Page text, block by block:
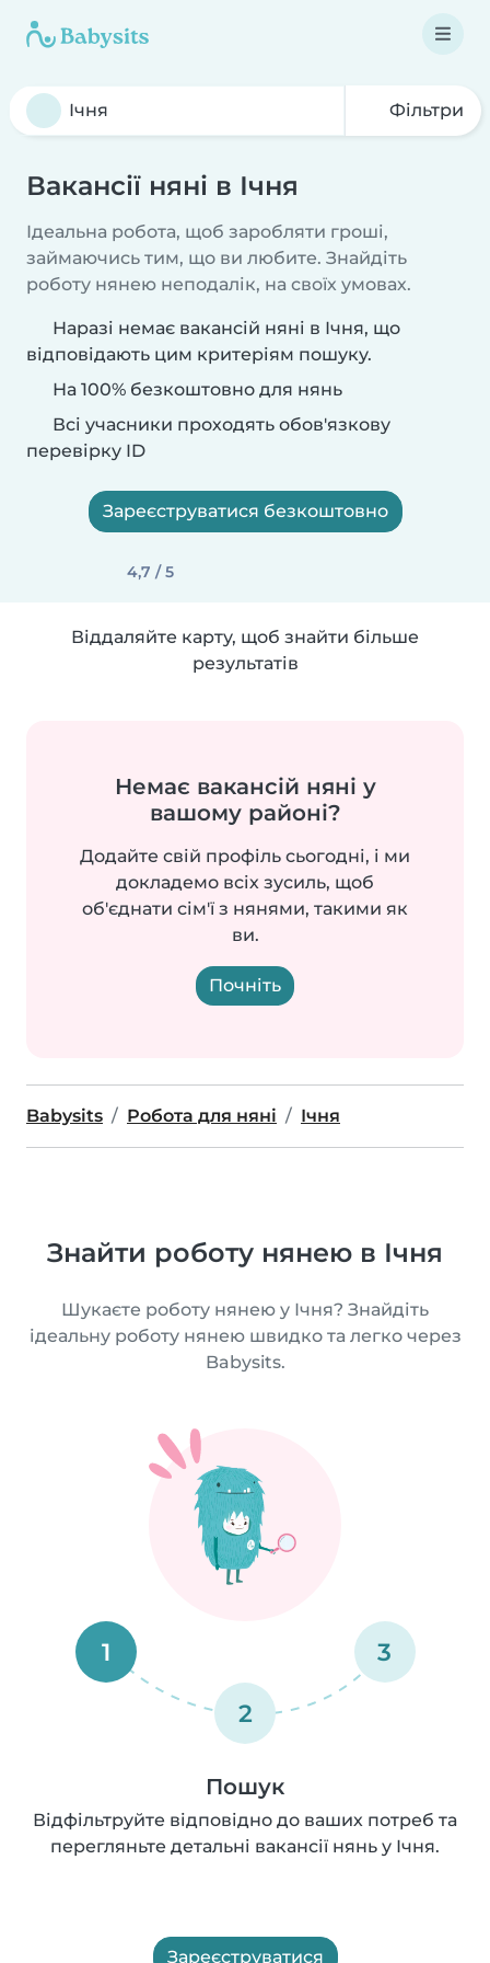
Фільтри
Вакансії няні в Ічня
Ідеальна робота, щоб заробляти гроші,
займаючись тим, що ви любите. Знайдіть
роботу нянею неподалік, на своїх умовах.
Наразі немає вакансій няні в Ічня, що
відповідають цим критеріям пошуку.
На 100% безкоштовно для нянь
Всі учасники проходять обов'язкову
перевірку ID
Зареєструватися безкоштовно
4,7 / 5
Віддаляйте карту, щоб знайти більше
результатів
Немає вакансій няні у
вашому районі?
Додайте свій профіль сьогодні, і ми
докладемо всіх зусиль, щоб
об'єднати сім'ї з нянями, такими як
ви.
Почніть
Babysits Робота для няні Ічня
Знайти роботу нянею в Ічня
Шукаєте роботу нянею у Ічня? Знайдіть
ідеальну роботу нянею швидко та легко через
Babysits.
1
2
3
Пошук
Відфільтруйте відповідно до ваших потреб та
перегляньте детальні вакансії нянь у Ічня.
Зареєструватися